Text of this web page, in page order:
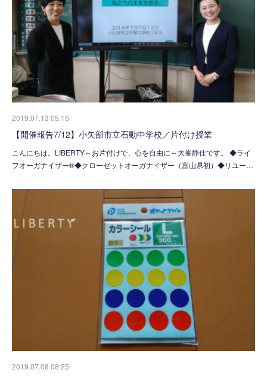
2019.07.13 05:15
【開催報告7/12】小矢部市立石動中学校／片付け授業
こんにちは。LIBERTY～お片付けで、心を自由に～大峯静佳です。 ◆ライ
フオーガナイザー®◆クローゼットオーガナイザー（富山県初）◆リユー…
2019.07.08 08:25